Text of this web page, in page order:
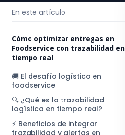
En este artículo
Cómo optimizar entregas en
Foodservice con trazabilidad en
tiempo real
🚚 El desafío logístico en
foodservice
🔍 ¿Qué es la trazabilidad
logística en tiempo real?
⚡ Beneficios de integrar
trazabilidad y alertas en